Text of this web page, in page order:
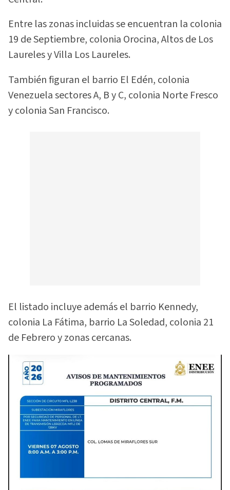
Entre las zonas incluidas se encuentran la colonia
19 de Septiembre, colonia Orocina, Altos de Los
Laureles y Villa Los Laureles.
También figuran el barrio El Edén, colonia
Venezuela sectores A, B y C, colonia Norte Fresco
y colonia San Francisco.
El listado incluye además el barrio Kennedy,
colonia La Fátima, barrio La Soledad, colonia 21
de Febrero y zonas cercanas.